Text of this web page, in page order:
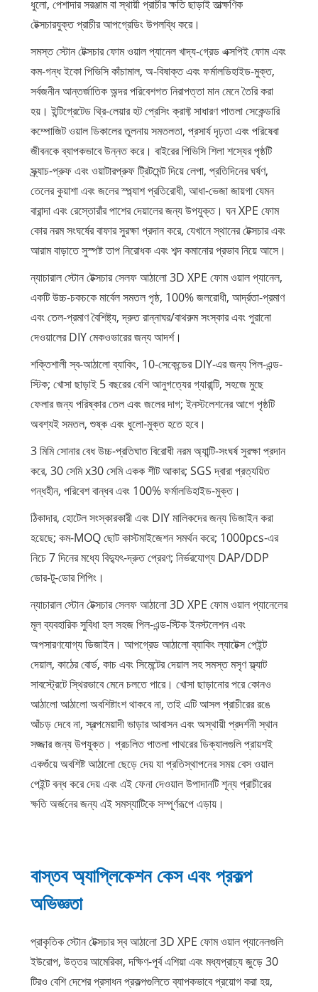
ধুলো, পেশাদার সরঞ্জাম বা স্থায়ী প্রাচীর ক্ষতি ছাড়াই তাত্ক্ষণিক
টেক্সচারযুক্ত প্রাচীর আপগ্রেডিং উপলব্ধি করে।
সমস্ত স্টোন টেক্সচার ফোম ওয়াল প্যানেল খাদ্য-গ্রেড এক্সপিই ফোম এবং
কম-গন্ধ ইকো পিভিসি কাঁচামাল, অ-বিষাক্ত এবং ফর্মালডিহাইড-মুক্ত,
সর্বজনীন আন্তর্জাতিক অন্দর পরিবেশগত নিরাপত্তা মান মেনে তৈরি করা
হয়। ইন্টিগ্রেটেড থ্রি-লেয়ার হট প্রেসিং ক্রাফ্ট সাধারণ পাতলা সেকেন্ডারি
কম্পোজিট ওয়াল ডিকালের তুলনায় সমতলতা, প্রসার্য দৃঢ়তা এবং পরিষেবা
জীবনকে ব্যাপকভাবে উন্নত করে। বাইরের পিভিসি শিলা শস্যের পৃষ্ঠটি
স্ক্র্যাচ-প্রুফ এবং ওয়াটারপ্রুফ ট্রিটমেন্ট দিয়ে লেপা, প্রতিদিনের ঘর্ষণ,
তেলের কুয়াশা এবং জলের স্প্ল্যাশ প্রতিরোধী, আধা-ভেজা জায়গা যেমন
বারান্দা এবং রেস্তোরাঁর পাশের দেয়ালের জন্য উপযুক্ত। ঘন XPE ফোম
কোর নরম সংঘর্ষের বাফার সুরক্ষা প্রদান করে, যেখানে স্থানের টেক্সচার এবং
আরাম বাড়াতে সুস্পষ্ট তাপ নিরোধক এবং শব্দ কমানোর প্রভাব নিয়ে আসে।
ন্যাচারাল স্টোন টেক্সচার সেলফ আঠালো 3D XPE ফোম ওয়াল প্যানেল,
একটি উচ্চ-চকচকে মার্বেল সমতল পৃষ্ঠ, 100% জলরোধী, আর্দ্রতা-প্রমাণ
এবং তেল-প্রমাণ বৈশিষ্ট্য, দ্রুত রান্নাঘর/বাথরুম সংস্কার এবং পুরানো
দেওয়ালের DIY মেকওভারের জন্য আদর্শ।
শক্তিশালী স্ব-আঠালো ব্যাকিং, 10-সেকেন্ডের DIY-এর জন্য পিল-এন্ড-
স্টিক; খোসা ছাড়াই 5 বছরের বেশি আনুগত্যের গ্যারান্টি, সহজে মুছে
ফেলার জন্য পরিষ্কার তেল এবং জলের দাগ; ইনস্টলেশনের আগে পৃষ্ঠটি
অবশ্যই সমতল, শুষ্ক এবং ধুলো-মুক্ত হতে হবে।
3 মিমি সোনার বেধ উচ্চ-প্রতিঘাত বিরোধী নরম অ্যান্টি-সংঘর্ষ সুরক্ষা প্রদান
করে, 30 সেমি x30 সেমি একক শীট আকার; SGS দ্বারা প্রত্যয়িত
গন্ধহীন, পরিবেশ বান্ধব এবং 100% ফর্মালডিহাইড-মুক্ত।
ঠিকাদার, হোটেল সংস্কারকারী এবং DIY মালিকদের জন্য ডিজাইন করা
হয়েছে; কম-MOQ ছোট কাস্টমাইজেশন সমর্থন করে; 1000pcs-এর
নিচে 7 দিনের মধ্যে বিদ্যুৎ-দ্রুত প্রেরণ; নির্ভরযোগ্য DAP/DDP
ডোর-টু-ডোর শিপিং।
ন্যাচারাল স্টোন টেক্সচার সেলফ আঠালো 3D XPE ফোম ওয়াল প্যানেলের
মূল ব্যবহারিক সুবিধা হল সহজ পিল-এন্ড-স্টিক ইনস্টলেশন এবং
অপসারণযোগ্য ডিজাইন। আপগ্রেড আঠালো ব্যাকিং ল্যাটেক্স পেইন্ট
দেয়াল, কাঠের বোর্ড, কাচ এবং সিমেন্টের দেয়াল সহ সমস্ত মসৃণ ফ্ল্যাট
সাবস্ট্রেটে স্থিরভাবে মেনে চলতে পারে। খোসা ছাড়ানোর পরে কোনও
আঠালো আঠালো অবশিষ্টাংশ থাকবে না, তাই এটি আসল প্রাচীরের রঙে
আঁচড় দেবে না, স্বল্পমেয়াদী ভাড়ার আবাসন এবং অস্থায়ী প্রদর্শনী স্থান
সজ্জার জন্য উপযুক্ত। প্রচলিত পাতলা পাথরের ডিক্যালগুলি প্রায়শই
একগুঁয়ে অবশিষ্ট আঠালো ছেড়ে দেয় যা প্রতিস্থাপনের সময় বেস ওয়াল
পেইন্ট বন্ধ করে দেয় এবং এই ফেনা দেওয়াল উপাদানটি শূন্য প্রাচীরের
ক্ষতি অর্জনের জন্য এই সমস্যাটিকে সম্পূর্ণরূপে এড়ায়।
বাস্তব অ্যাপ্লিকেশন কেস এবং প্রকল্প
অভিজ্ঞতা
প্রাকৃতিক স্টোন টেক্সচার স্ব আঠালো 3D XPE ফোম ওয়াল প্যানেলগুলি
ইউরোপ, উত্তর আমেরিকা, দক্ষিণ-পূর্ব এশিয়া এবং মধ্যপ্রাচ্য জুড়ে 30
টিরও বেশি দেশের প্রসাধন প্রকল্পগুলিতে ব্যাপকভাবে প্রয়োগ করা হয়,